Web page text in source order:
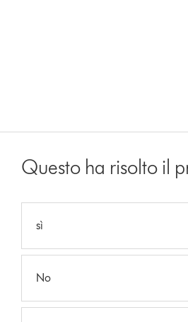
Questo ha risolto il
sì
No